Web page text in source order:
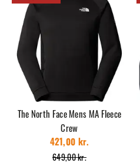
The North Face Mens MA Fleece
Crew
649,00 kr.
421,00 kr.